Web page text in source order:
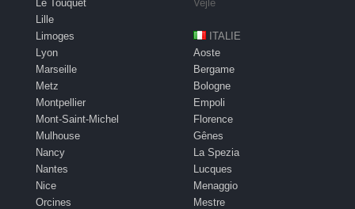
Le Touquet
Lille
Limoges
Lyon
Marseille
Metz
Montpellier
Mont-Saint-Michel
Mulhouse
Nancy
Nantes
Nice
Orcines
Vejle
ITALIE
Aoste
Bergame
Bologne
Empoli
Florence
Gênes
La Spezia
Lucques
Menaggio
Mestre